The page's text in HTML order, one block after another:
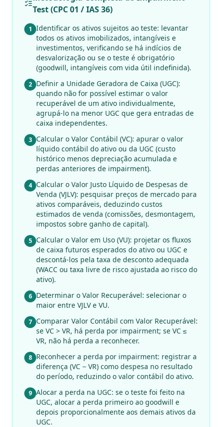
Test (CPC 01 / IAS 36)
1 Identificar os ativos sujeitos ao teste: levantar
todos os ativos imobilizados, intangíveis e
investimentos, verificando se há indícios de
desvalorização ou se o teste é obrigatório
(goodwill, intangíveis com vida útil indefinida).
2 Definir a Unidade Geradora de Caixa (UGC):
quando não for possível estimar o valor
recuperável de um ativo individualmente,
agrupá-lo na menor UGC que gera entradas de
caixa independentes.
3 Calcular o Valor Contábil (VC): apurar o valor
líquido contábil do ativo ou da UGC (custo
histórico menos depreciação acumulada e
perdas anteriores de impairment).
4 Calcular o Valor Justo Líquido de Despesas de
Venda (VJLV): pesquisar preços de mercado para
ativos comparáveis, deduzindo custos
estimados de venda (comissões, desmontagem,
impostos sobre ganho de capital).
5 Calcular o Valor em Uso (VU): projetar os fluxos
de caixa futuros esperados do ativo ou UGC e
descontá-los pela taxa de desconto adequada
(WACC ou taxa livre de risco ajustada ao risco do
ativo).
6 Determinar o Valor Recuperável: selecionar o
maior entre VJLV e VU.
7 Comparar Valor Contábil com Valor Recuperável:
se VC > VR, há perda por impairment; se VC ≤
VR, não há perda a reconhecer.
8 Reconhecer a perda por impairment: registrar a
diferença (VC − VR) como despesa no resultado
do período, reduzindo o valor contábil do ativo.
9 Alocar a perda na UGC: se o teste foi feito na
UGC, alocar a perda primeiro ao goodwill e
depois proporcionalmente aos demais ativos da
UGC.